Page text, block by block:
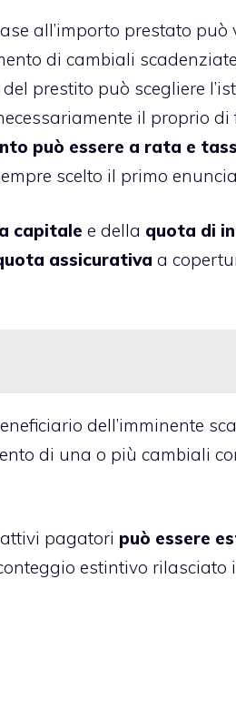
all’importo prestato può
di cambiali scadenziate
prestito può scegliere
il proprio di
può essere a rata e
scelto il primo
capitale e della quota di
assicurativa a
dell’imminente
di una o più cambiali
pagatori può essere
estintivo rilasciato